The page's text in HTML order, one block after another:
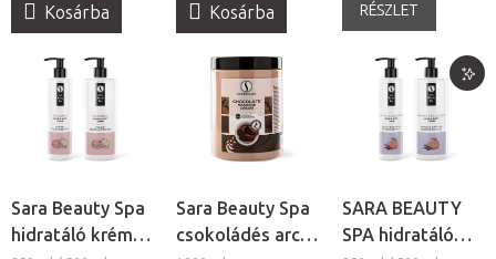
Kosárba
Kosárba
RÉSZLET
Sara Beauty Spa
hidratáló krém -
Sara Beauty Spa
csokoládés arc-
SARA BEAUTY
SPA hidratáló